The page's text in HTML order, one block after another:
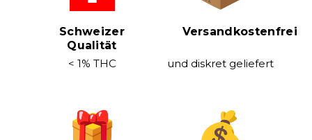
Schweizer
Qualität
< 1% THC
Versandkostenfrei
und diskret geliefert